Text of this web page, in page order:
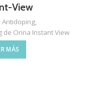
View
Antidoping,
de Orina Instant View
MÁS